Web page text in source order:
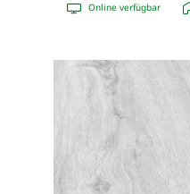
Online verfügbar